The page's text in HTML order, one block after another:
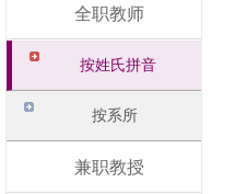
全职教师
按姓氏拼音
按系所
兼职教授